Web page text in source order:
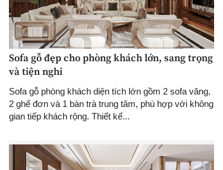
Sofa gỗ đẹp cho phòng khách lớn, sang trọng
và tiện nghi
Sofa gỗ phòng khách diện tích lớn gồm 2 sofa văng,
2 ghế đơn và 1 bàn trà trung tâm, phù hợp với không
gian tiếp khách rộng. Thiết kế...